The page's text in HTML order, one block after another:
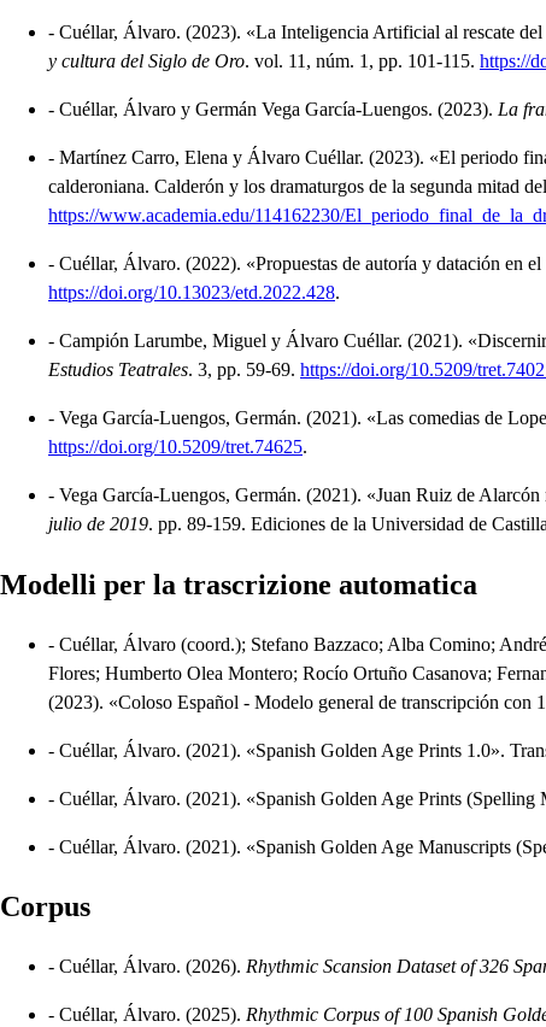
- Cuéllar, Álvaro. (2023). «La Inteligencia Artificial al rescate
y cultura del Siglo de Oro. vol. 11, núm. 1, pp. 101-115. https://
- Cuéllar, Álvaro y Germán Vega García-Luengos. (2023). La
- Martínez Carro, Elena y Álvaro Cuéllar. (2023). «El periodo
calderoniana. Calderón y los dramaturgos de la segunda mitad
https://www.academia.edu/114162230/
- Cuéllar, Álvaro. (2022). «Propuestas de autoría y datación en
https://doi.org/10.13023/etd.2022.428.
- Campión Larumbe, Miguel y Álvaro Cuéllar. (2021).
Estudios Teatrales. 3, pp. 59-69. https://doi.org/10.5209/
- Vega García-Luengos, Germán. (2021). «Las comedias de
https://doi.org/10.5209/tret.74625.
- Vega García-Luengos, Germán. (2021). «Juan Ruiz de
julio de 2019. pp. 89-159. Ediciones de la Universidad de
Modelli per la trascrizione automatica
- Cuéllar, Álvaro (coord.); Stefano Bazzaco; Alba Comino;
Flores; Humberto Olea Montero; Rocío Ortuño Casanova;
(2023). «Coloso Español - Modelo general de transcripción con
- Cuéllar, Álvaro. (2021). «Spanish Golden Age Prints 1.0».
- Cuéllar, Álvaro. (2021). «Spanish Golden Age Prints (Spelling
- Cuéllar, Álvaro. (2021). «Spanish Golden Age Manuscripts
Corpus
- Cuéllar, Álvaro. (2026). Rhythmic Scansion Dataset of 326
- Cuéllar, Álvaro. (2025). Rhythmic Corpus of 100 Spanish